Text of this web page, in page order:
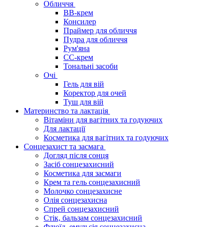
Обличчя
BB-крем
Консилер
Праймер для обличчя
Пудра для обличчя
Рум'яна
СС-крем
Тональні засоби
Очі
Гель для вій
Коректор для очей
Туш для вій
Материнство та лактація
Вітаміни для вагітних та годуючих
Для лактації
Косметика для вагітних та годуючих
Сонцезахист та засмага
Догляд після сонця
Засіб сонцезахисний
Косметика для засмаги
Крем та гель сонцезахисний
Молочко сонцезахисне
Олія сонцезахисна
Спрей сонцезахисний
Стік, бальзам сонцезахисний